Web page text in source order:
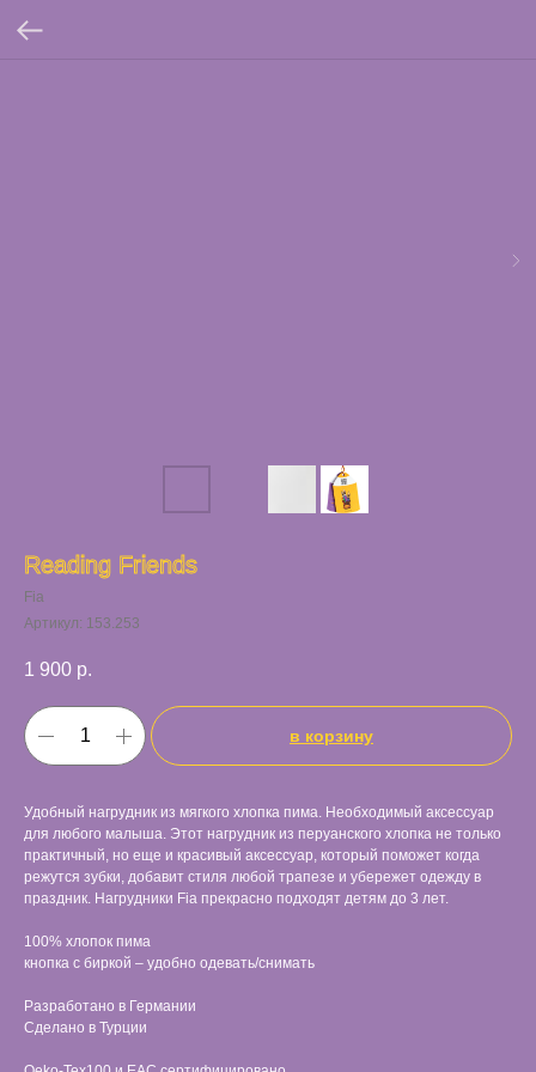
Reading Friends
Fia
Артикул: 153.253
1 900 р.
в корзину
Удобный нагрудник из мягкого хлопка пима. Необходимый аксессуар
для любого малыша. Этот нагрудник из перуанского хлопка не только
практичный, но еще и красивый аксессуар, который поможет когда
режутся зубки, добавит стиля любой трапезе и убережет одежду в
праздник. Нагрудники Fia прекрасно подходят детям до 3 лет.
100% хлопок пима
кнопка с биркой – удобно одевать/снимать
Разработано в Германии
Сделано в Турции